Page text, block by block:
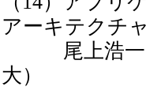
アーキテクチャ
尾上浩一（
大）